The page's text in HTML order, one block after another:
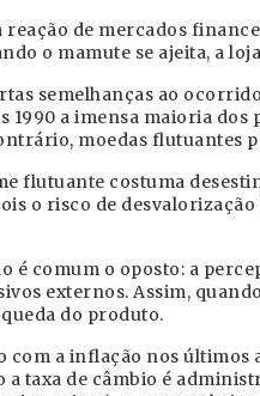
reação de mercados
o mamute se ajeita, a
semelhanças ao
1990 a imensa maioria
moedas flutuantes
flutuante costuma
o risco de
é comum o oposto: a
externos. Assim,
do produto.
com a inflação nos últimos
a taxa de câmbio é